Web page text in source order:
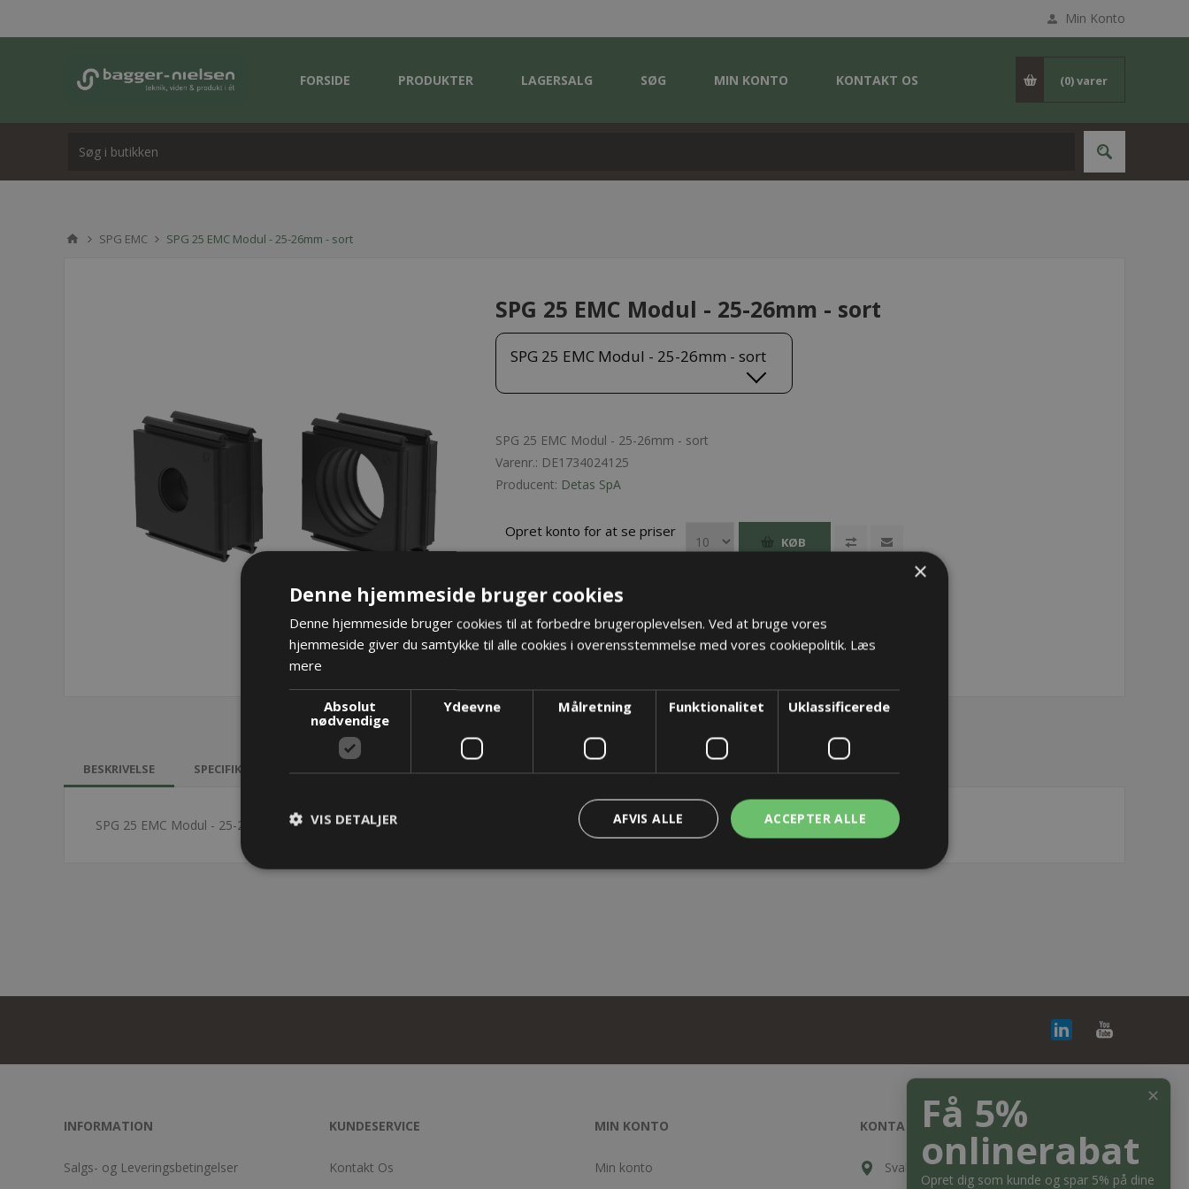
Min Konto
FORSIDE PRODUKTER LAGERSALG SØG MIN KONTO KONTAKT OS (0)varer
SPG EMC SPG 25 EMC Modul - 25-26mm - sort
SPG 25 EMC Modul - 25-26mm - sort
SPG 25 EMC Modul - 25-26mm - sort
SPG 25 EMC Modul - 25-26mm - sort
Varenr.: DE1734024125
Producent: Detas SpA
Opret konto for at se priser
KØB
BESKRIVELSE SPECIFIKATIONER KONTAKT OS
SPG 25 EMC Modul - 25-26mm - sort
INFORMATION
Salgs- og Leveringsbetingelser
KUNDESERVICE
Kontakt Os
MIN KONTO
Min konto
KONTAKT OS
Svalehøjvej 10, DK-3650 Ølstykke
✕
Få 5%
onlinerabat
Opret dig som kunde og spar 5% på dine
×
Denne hjemmeside bruger cookies
Denne hjemmeside bruger cookies til at forbedre brugeroplevelsen. Ved at bruge vores
hjemmeside giver du samtykke til alle cookies i overensstemmelse med vores cookiepolitik. Læs
mere
Absolut
nødvendige
Ydeevne Målretning Funktionalitet Uklassificerede
ACCEPTER ALLE
AFVIS ALLE
VIS DETALJER